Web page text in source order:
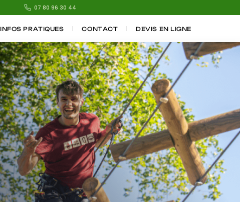
07 80 96 30 44
INFOS PRATIQUES CONTACT DEVIS EN LIGNE